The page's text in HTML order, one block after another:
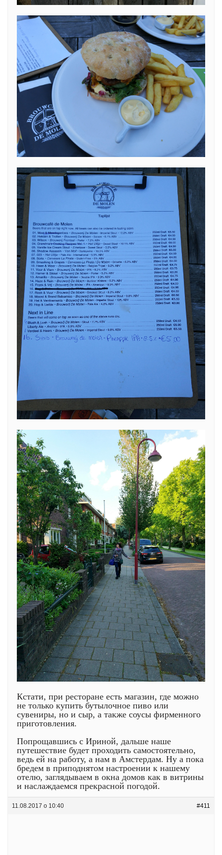
Кстати, при ресторане есть магазин, где можно
не только купить бутылочное пиво или
сувениры, но и сыр, а также соусы фирменного
приготовления.
Попрощавшись с Ириной, дальше наше
путешествие будет проходить самостоятельно,
ведь ей на работу, а нам в Амстердам. Ну а пока
бредем в приподнятом настроении к нашему
отелю, заглядываем в окна домов как в витрины
и наслаждаемся прекрасной погодой.
11.08.2017 о 10:40 #411